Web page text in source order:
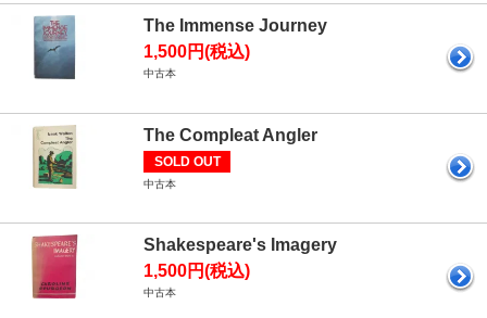
The Immense Journey
1,500円(税込)
中古本
The Compleat Angler
SOLD OUT
中古本
Shakespeare's Imagery
1,500円(税込)
中古本